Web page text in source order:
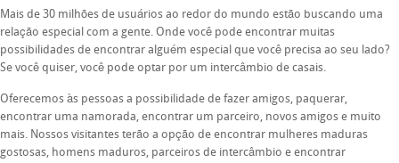
Mais de 30 milhões de usuários ao redor do mundo estão buscando uma
relação especial com a gente. Onde você pode encontrar muitas
possibilidades de encontrar alguém especial que você precisa ao seu lado?
Se você quiser, você pode optar por um intercâmbio de casais.
Oferecemos às pessoas a possibilidade de fazer amigos, paquerar,
encontrar uma namorada, encontrar um parceiro, novos amigos e muito
mais. Nossos visitantes terão a opção de encontrar mulheres maduras
gostosas, homens maduros, parceiros de intercâmbio e encontrar